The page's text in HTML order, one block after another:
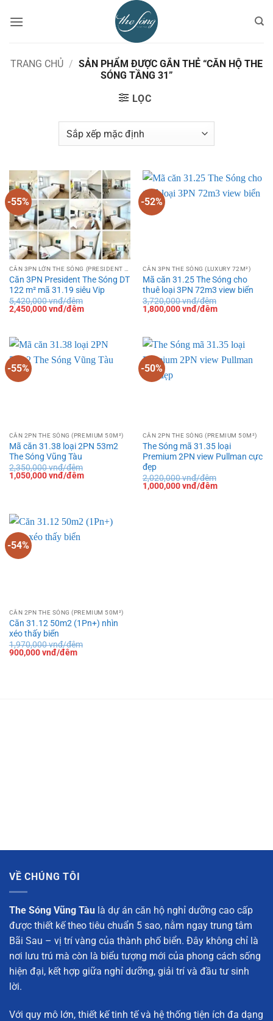
qua
TRANG CHỦ / SẢN PHẨM ĐƯỢC GẮN THẺ “CĂN HỘ THE
SÓNG TẦNG 31”
LỌC
-55%
CĂN 3PN LỚN THE SÓNG (PRESIDENT 122M²)
Căn 3PN President The Sóng DT
122 m² mã 31.19 siêu Vip
5,420,000vnđ/đêm
Giá
gốc
đêm.
2,450,000vnđ/đêmGiá
2,450,000 vnđ/
đêm.
-52%
CĂN 3PN THE SÓNG (LUXURY 72M²)
Mã căn 31.25 The Sóng cho
thuê loại 3PN 72m3 view biển
3,720,000vnđ/đêm
Giá
gốc
đêm.
1,800,000vnđ/đêmGiá
1,800,000
đêm.
-55%
CĂN 2PN THE SÓNG (PREMIUM 50M²)
Mã căn 31.38 loại 2PN 53m2
The Sóng Vũng Tàu
2,350,000vnđ/đêm
Giá
gốc
1,050,000vnđ/đêmGiá
-50%
CĂN 2PN THE SÓNG (PREMIUM 50M²)
The Sóng mã 31.35 loại
Premium 2PN view Pullman cực
đẹp
2,020,000vnđ/đêm
Giá
gốc
1,000,000vnđ/đêmGiá
-54%
CĂN 2PN THE SÓNG (PREMIUM 50M²)
Căn 31.12 50m2 (1Pn+) nhìn
xéo thấy biển
1,970,000vnđ/đêm
Giá
900,000vnđ/đêmGiá
VỀ CHÚNG TÔI
The Sóng Vũng Tàu là dự án căn hộ nghỉ dưỡng cao cấp
được thiết kế theo tiêu chuẩn 5 sao, nằm ngay trung tâm
Bãi Sau – vị trí vàng của thành phố biển. Đây không chỉ là
nơi lưu trú mà còn là biểu tượng mới của phong cách sống
hiện đại, kết hợp giữa nghỉ dưỡng, giải trí và đầu tư sinh
lời.
Với quy mô lớn, thiết kế tinh tế và hệ thống tiện ích đa dạng